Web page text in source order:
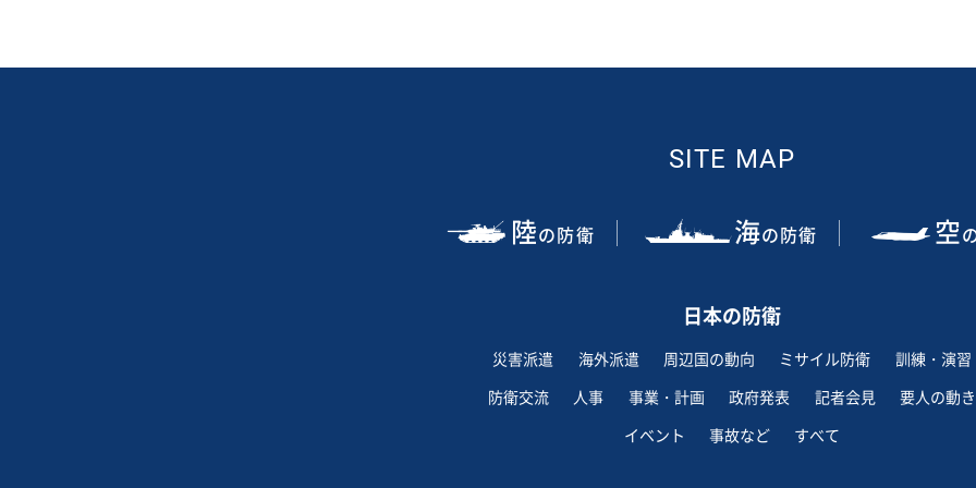
SITE MAP
陸の防衛 海の防衛 空
日本の防衛
災害派遣 海外派遣 周辺国の動向 ミサイル防衛
訓練・演習
防衛交流
人事 事業・計画 政府発表 記者会見
要人の動き
イベント
事故など すべて